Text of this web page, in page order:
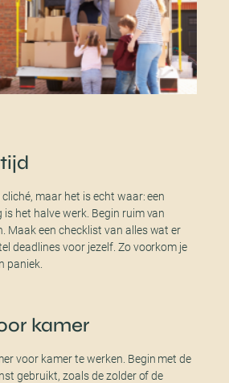
maar het is echt waar: een
het halve werk. Begin ruim van
Maak een checklist van alles wat er
deadlines voor jezelf. Zo voorkom je
paniek.
kamer
voor kamer te werken. Begin met de
gebruikt, zoals de zolder of de